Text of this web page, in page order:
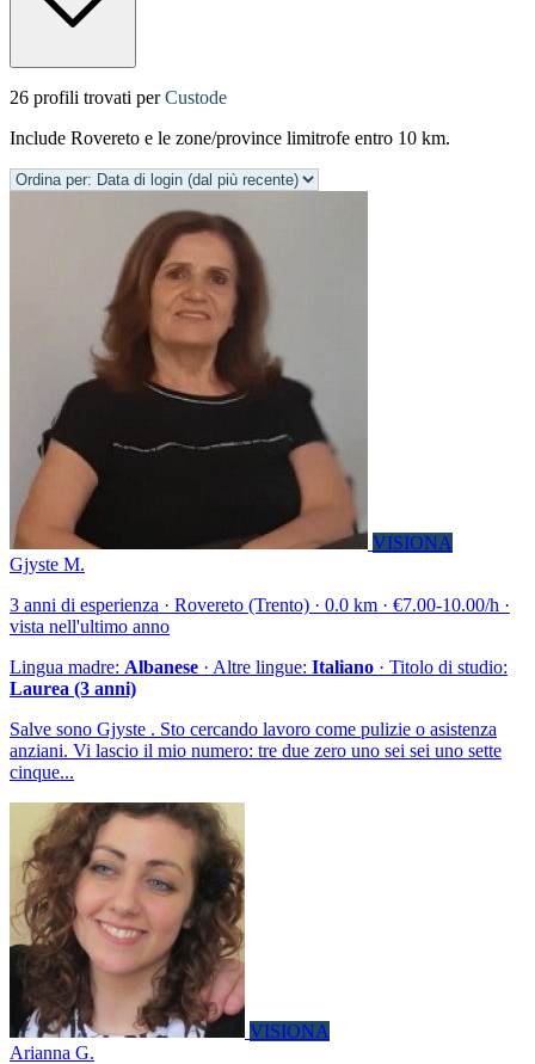
26 profili trovati perCustode
Include Rovereto e le zone/province limitrofe entro 10 km.
VISIONA
Gjyste M.
3 anni di esperienza · Rovereto (Trento) · 0.0 km · €7.00-10.00/h ·
vista nell'ultimo anno
Lingua madre: Albanese · Altre lingue: Italiano · Titolo di studio:
Laurea (3 anni)
Salve sono Gjyste . Sto cercando lavoro come pulizie o asistenza
anziani. Vi lascio il mio numero: tre due zero uno sei sei uno sette
cinque...
VISIONA
Arianna G.